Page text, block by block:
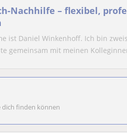
Nachhilfe – flexibel,
ist Daniel Winkenhoff. Ich bin
gemeinsam mit meinen
dich finden können